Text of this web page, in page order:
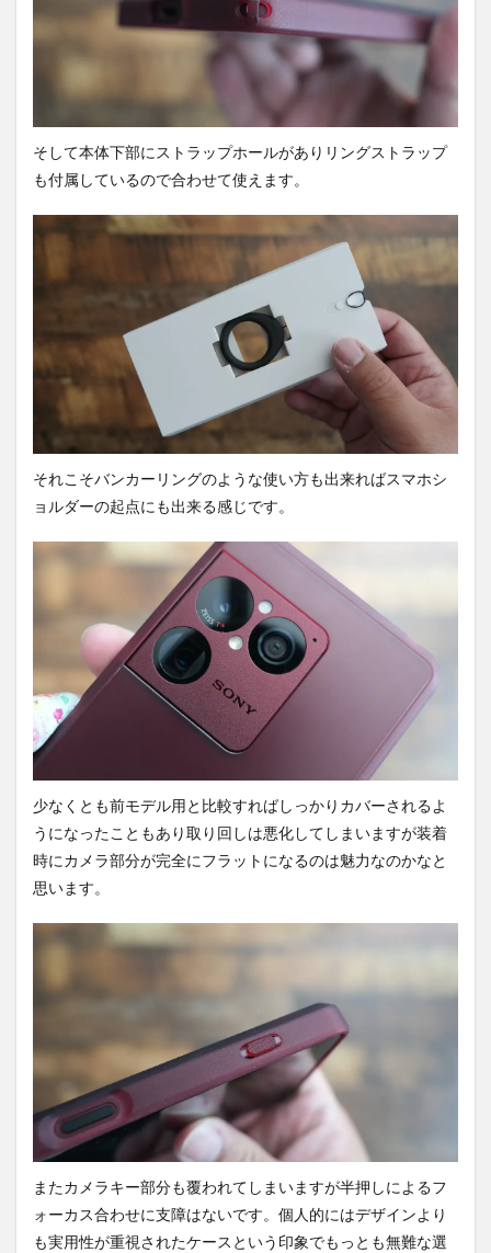
そして本体下部にストラップホールがありリングストラップ
も付属しているので合わせて使えます。
それこそバンカーリングのような使い方も出来ればスマホシ
ョルダーの起点にも出来る感じです。
少なくとも前モデル用と比較すればしっかりカバーされるよ
うになったこともあり取り回しは悪化してしまいますが装着
時にカメラ部分が完全にフラットになるのは魅力なのかなと
思います。
またカメラキー部分も覆われてしまいますが半押しによるフ
ォーカス合わせに支障はないです。個人的にはデザインより
も実用性が重視されたケースという印象でもっとも無難な選